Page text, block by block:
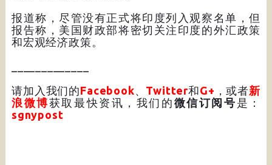
报道称，尽管没有正式将印度列入观察名单，但
报告称，美国财政部将密切关注印度的外汇政策
和宏观经济政策。
请加入我们的Facebook、 Twitter和G+ ，或者新
浪微博获取最快资讯，我们的 微信订阅号 是：
sgnypost